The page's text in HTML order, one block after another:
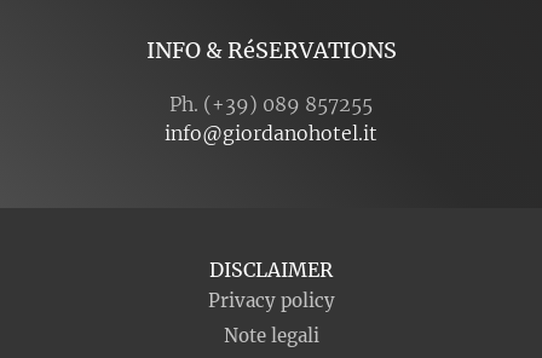
INFO & RéSERVATIONS
Ph. (+39) 089 857255
info@giordanohotel.it
DISCLAIMER
Privacy policy
Note legali